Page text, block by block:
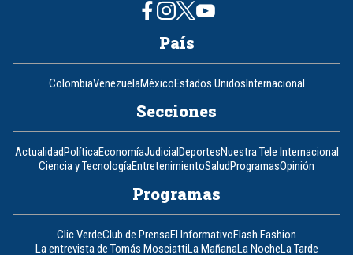
País
ColombiaVenezuelaMéxicoEstados UnidosInternacional
Secciones
ActualidadPolíticaEconomíaJudicialDeportesNuestra Tele Internacional
Ciencia y TecnologíaEntretenimientoSaludProgramasOpinión
Programas
Clic VerdeClub de PrensaEl InformativoFlash Fashion
La entrevista de Tomás MosciattiLa MañanaLa NocheLa Tarde